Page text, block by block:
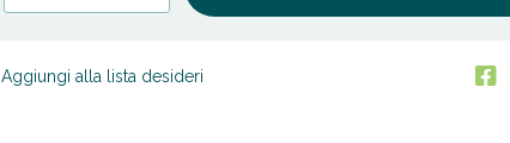
Aggiungi alla lista desideri